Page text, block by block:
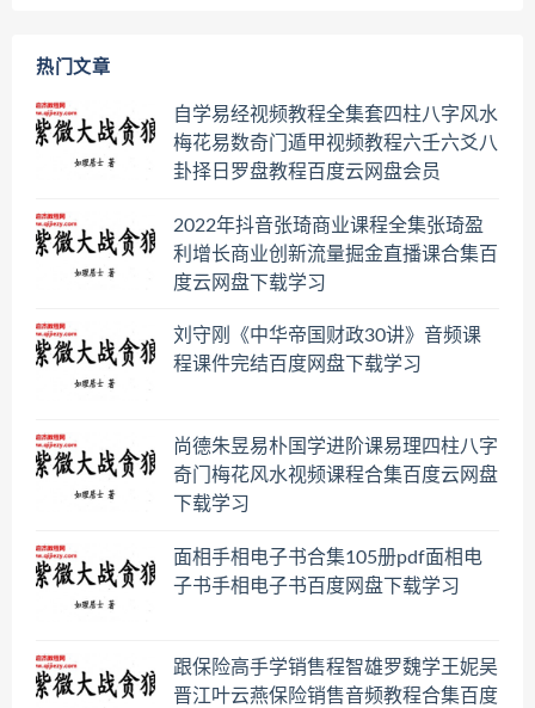
热门文章
自学易经视频教程全集套四柱八字风水
梅花易数奇门遁甲视频教程六壬六爻八
卦择日罗盘教程百度云网盘会员
2022年抖音张琦商业课程全集张琦盈
利增长商业创新流量掘金直播课合集百
度云网盘下载学习
刘守刚《中华帝国财政30讲》音频课
程课件完结百度网盘下载学习
尚德朱昱易朴国学进阶课易理四柱八字
奇门梅花风水视频课程合集百度云网盘
下载学习
面相手相电子书合集105册pdf面相电
子书手相电子书百度网盘下载学习
跟保险高手学销售程智雄罗魏学王妮吴
晋江叶云燕保险销售音频教程合集百度